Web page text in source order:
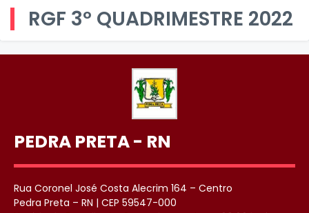
RGF 3º QUADRIMESTRE 2022
PEDRA PRETA - RN
Rua Coronel José Costa Alecrim 164 – Centro
Pedra Preta – RN | CEP 59547-000